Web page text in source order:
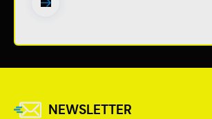
NEWSLETTER